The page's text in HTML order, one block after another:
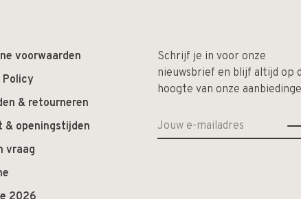
voorwaarden
Policy
& retourneren
& openingstijden
vraag
Schrijf je in voor onze
nieuwsbrief en blijf altijd op
hoogte van onze